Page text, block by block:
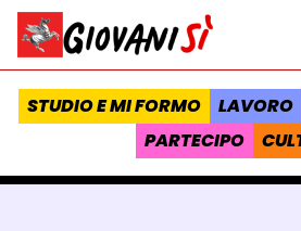
Vai al contenuto
Homepage Giovanisì - Progetto
STUDIO E MI FORMO LAVORO
PARTECIPO